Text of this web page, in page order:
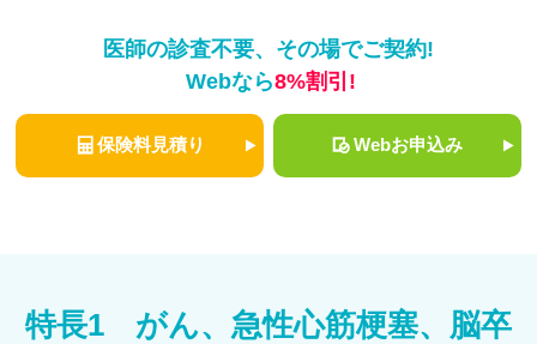
医師の診査不要、その場でご契約!
Webなら8%割引!
保険料見積り Webお申込み
特長1 がん、急性心筋梗塞、脳卒